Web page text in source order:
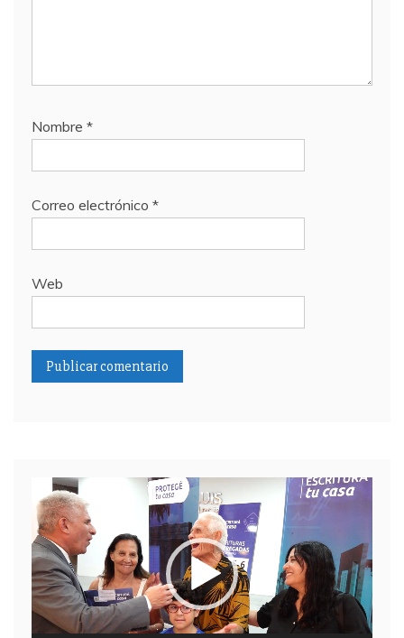
Nombre *
Correo electrónico *
Web
Reproductor
de
video